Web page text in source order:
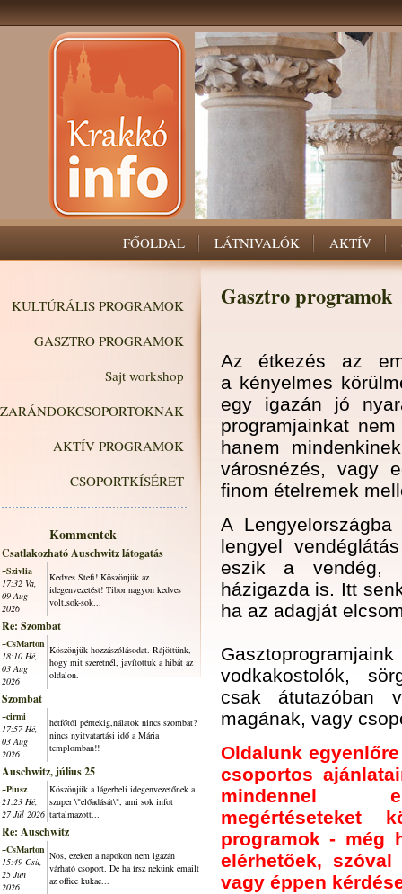
FŐOLDAL LÁTNIVALÓK AKTÍV
KULTÚRÁLIS PROGRAMOK
GASZTRO PROGRAMOK
Sajt workshop
ZARÁNDOKCSOPORTOKNAK
AKTÍV PROGRAMOK
CSOPORTKÍSÉRET
Kommentek
Csatlakozható Auschwitz látogatás
~Szivlia
17:32 Va,
09 Aug
2026
Kedves Stefi! Köszönjük az
idegenvezetést! Tibor nagyon kedves
volt,sok-sok...
Re: Szombat
~CsMarton
18:10 Hé,
03 Aug
2026
Köszönjük hozzászólásodat. Rájöttünk,
hogy mit szeretnél, javítottuk a hibát az
oldalon.
Szombat
~cirmi
17:57 Hé,
03 Aug
2026
hétfőtől péntekig,nálatok nincs szombat?
nincs nyitvatartási idő a Mária
templomban!!
Auschwitz, július 25
~Piusz
21:23 Hé,
27 Júl 2026
Köszönjük a lágerbeli idegenvezetőnek a
szuper \"előadását\", ami sok infot
tartalmazott...
Re: Auschwitz
~CsMarton
15:49 Csü,
25 Jún
2026
Nos, ezeken a napokon nem igazán
várható csoport. De ha írsz nekünk emailt
az office kukac...
Gasztro programok
Az étkezés az
a kényelmes
egy igazán jó
programjainkat
hanem
városnézés, vagy
finom ételremek
A
lengyel
eszik a vendég,
házigazda is. Itt
ha az adagját
vodkakostolók,
csak átutazóban
magának, vagy
Oldalunk
csoportos
mindennel
megértéseteket
programok - még
elérhetőek,
vagy éppen